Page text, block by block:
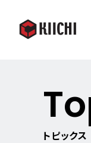
トピックス